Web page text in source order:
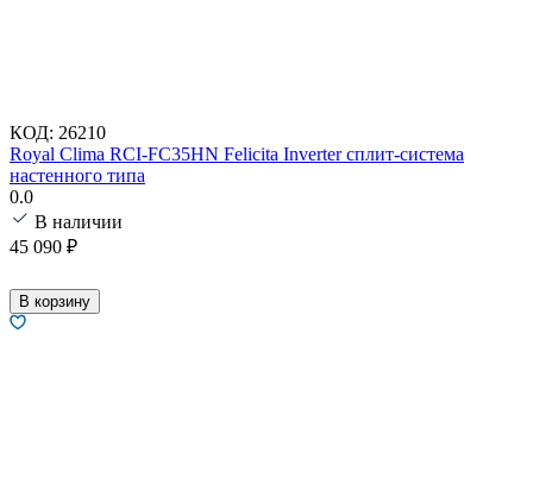
КОД: 26210
Royal Clima RCI-FC35HN Felicita Inverter сплит-система
настенного типа
0.0
В наличии
45 090 ₽
В корзину